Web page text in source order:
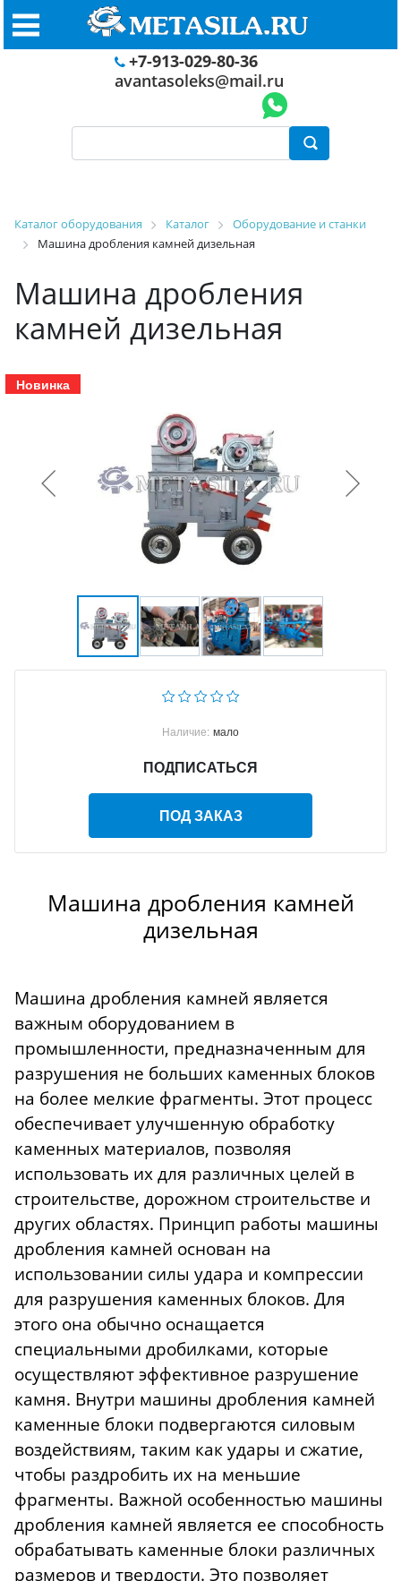
+7-913-029-80-36
avantasoleks@mail.ru
Каталог оборудования Каталог
Оборудование и станки
Машина дробления камней дизельная
Машина дробления
камней дизельная
Новинка
Наличие: мало
ПОДПИСАТЬСЯ
ПОД ЗАКАЗ
Машина дробления камней
дизельная
Машина дробления камней является
важным оборудованием в
промышленности, предназначенным для
разрушения не больших каменных блоков
на более мелкие фрагменты. Этот процесс
обеспечивает улучшенную обработку
каменных материалов, позволяя
использовать их для различных целей в
строительстве, дорожном строительстве и
других областях. Принцип работы машины
дробления камней основан на
использовании силы удара и компрессии
для разрушения каменных блоков. Для
этого она обычно оснащается
специальными дробилками, которые
осуществляют эффективное разрушение
камня. Внутри машины дробления камней
каменные блоки подвергаются силовым
воздействиям, таким как удары и сжатие,
чтобы раздробить их на меньшие
фрагменты. Важной особенностью машины
дробления камней является ее способность
обрабатывать каменные блоки различных
размеров и твердости. Это позволяет